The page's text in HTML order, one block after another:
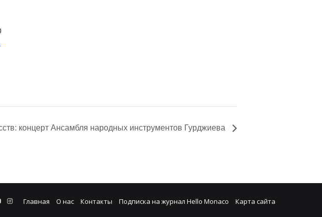
концерт Ансамбля народных инструментов Гурджиева
Главная О нас Контакты Подписка на журнал Hello Monaco Карта сайта
YouTube
Instagram